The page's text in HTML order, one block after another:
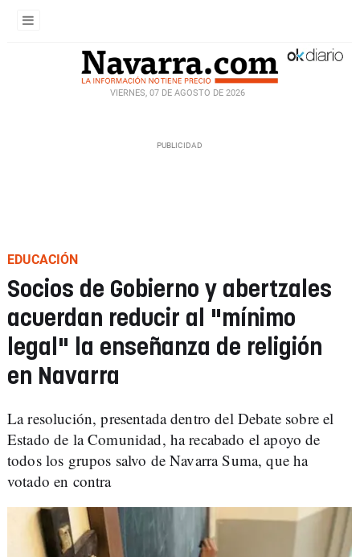
VIERNES, 07 DE AGOSTO DE 2026
EDUCACIÓN
Socios de Gobierno y abertzales
acuerdan reducir al "mínimo
legal" la enseñanza de religión
en Navarra
La resolución, presentada dentro del Debate sobre el
Estado de la Comunidad, ha recabado el apoyo de
todos los grupos salvo de Navarra Suma, que ha
votado en contra